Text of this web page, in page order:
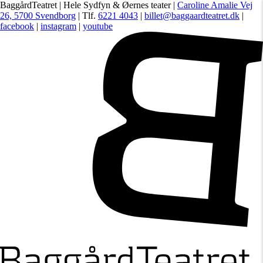
BaggårdTeatret | Hele Sydfyn & Øernes teater | Caroline Amalie Vej
26, 5700 Svendborg | Tlf. 6221 4043 | billet@baggaardteatret.dk |
facebook | instagram | youtube